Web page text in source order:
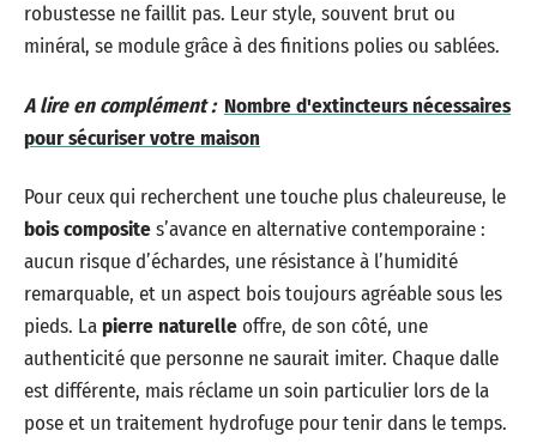
robustesse ne faillit pas. Leur style, souvent brut ou
minéral, se module grâce à des finitions polies ou sablées.
A lire en complément : Nombre d'extincteurs nécessaires
pour sécuriser votre maison
Pour ceux qui recherchent une touche plus chaleureuse, le
bois composites’avance en alternative contemporaine :
aucun risque d’échardes, une résistance à l’humidité
remarquable, et un aspect bois toujours agréable sous les
pieds. Lapierre naturelleoffre, de son côté, une
authenticité que personne ne saurait imiter. Chaque dalle
est différente, mais réclame un soin particulier lors de la
pose et un traitement hydrofuge pour tenir dans le temps.